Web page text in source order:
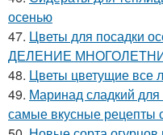
осенью
47. Цветы для посадки
ДЕЛЕНИЕ
48. Цветы цветущие все
49. Маринад сладкий для
самые вкусные рецепты